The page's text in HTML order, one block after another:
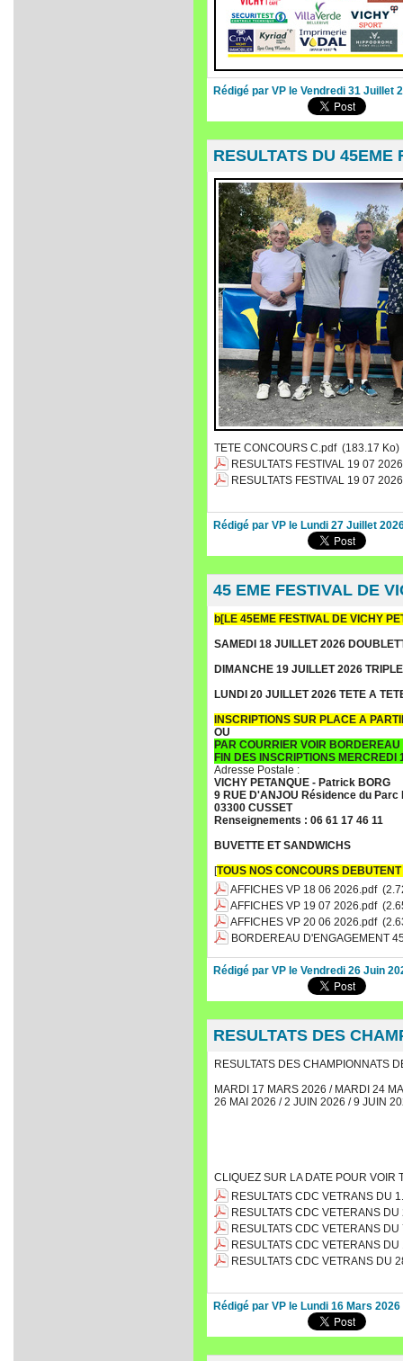
Rédigé par VP le Vendredi 31 Juillet
RESULTATS DU 45EME
TETE CONCOURS C.pdf (183.17 Ko)
RESULTATS FESTIVAL 19 07
RESULTATS FESTIVAL 19 07
Rédigé par VP le Lundi 27 Juillet
45 EME FESTIVAL DE
b[LE 45EME FESTIVAL DE VICHY
SAMEDI 18 JUILLET 2026
DIMANCHE 19 JUILLET 2026
LUNDI 20 JUILLET 2026 TETE A
INSCRIPTIONS SUR PLACE A
OU
PAR COURRIER VOIR
FIN DES INSCRIPTIONS MERCREDI
Adresse Postale :
VICHY PETANQUE - Patrick BORG
9 RUE D'ANJOU Résidence du Parc
03300 CUSSET
Renseignements : 06 61 17 46 11
BUVETTE ET SANDWICHS
[TOUS NOS CONCOURS
AFFICHES VP 18 06 2026.pdf
AFFICHES VP 19 07 2026.pdf
AFFICHES VP 20 06 2026.pdf
BORDEREAU D'ENGAGEMENT
Rédigé par VP le Vendredi 26 Juin
RESULTATS DES
RESULTATS DES CHAMPIONNATS
MARDI 17 MARS 2026 / MARDI 24
26 MAI 2026 / 2 JUIN 2026 / 9 JUIN
CLIQUEZ SUR LA DATE POUR VOIR
RESULTATS CDC VETRANS DU
RESULTATS CDC VETERANS DU
RESULTATS CDC VETERANS
RESULTATS CDC VETERANS DU
RESULTATS CDC VETRANS DU
Rédigé par VP le Lundi 16 Mars 2026